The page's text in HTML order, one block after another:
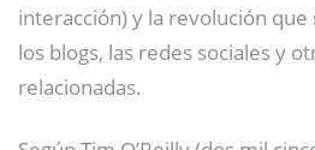
interacción) y la revolución que
los blogs, las redes sociales y
relacionadas.